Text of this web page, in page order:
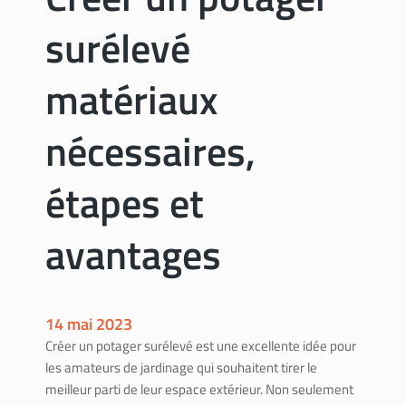
l
l
e
u
r
e
o
l
i
d
e
e
s
h
é
t
i
surélevé
matériaux
nécessaires,
étapes et
avantages
14 mai 2023
Créer un potager surélevé est une excellente idée pour
les amateurs de jardinage qui souhaitent tirer le
meilleur parti de leur espace extérieur. Non seulement